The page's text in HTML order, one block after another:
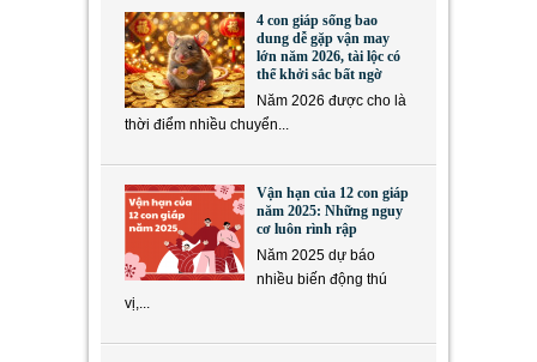
4 con giáp sống bao
dung dễ gặp vận may
lớn năm 2026, tài lộc có
thể khởi sắc bất ngờ
Năm 2026 được cho là
thời điểm nhiều chuyển...
Vận hạn của 12 con giáp
năm 2025: Những nguy
cơ luôn rình rập
Năm 2025 dự báo
nhiều biến động thú
vị,...